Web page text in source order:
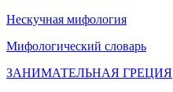
Нескучная мифология
Мифологический словарь
ЗАНИМАТЕЛЬНАЯ ГРЕЦИЯ